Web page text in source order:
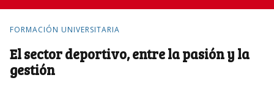
FORMACIÓN UNIVERSITARIA
El sector deportivo, entre la pasión y la
gestión